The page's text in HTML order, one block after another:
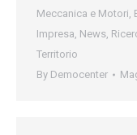
Meccanica e Motori,
Impresa, News,
Territorio
By Democenter